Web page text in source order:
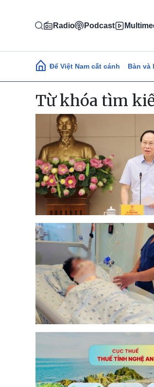
Radio Podcast
Main navigation
Để Việt Nam cất cánh Bàn và
Từ khóa tìm